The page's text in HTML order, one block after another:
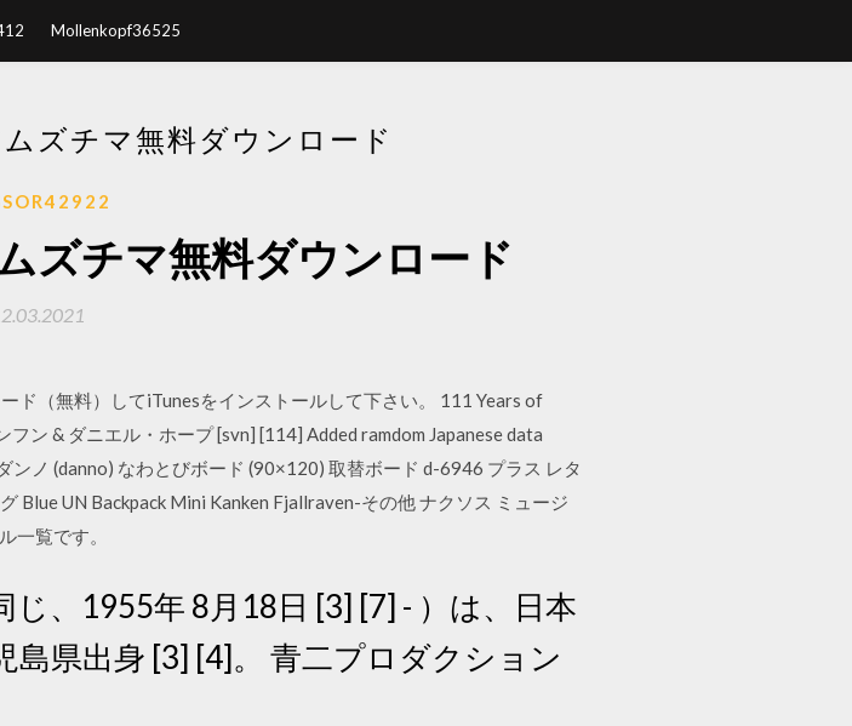
Mollenkopf36525
ズチマ無料ダウンロード
ズチマ無料ダウンロード
ド（無料）してiTunesをインストールして下さい。 111 Years of
ン & ダニエル・ホープ [svn] [114] Added ramdom Japanese data
ノ (danno) なわとびボード (90×120) 取替ボード d-6946 プラス レタ
Blue UN Backpack Mini Kanken Fjallraven-その他 ナクソス ミュージ
一覧です。
、1955年 8月18日 [3] [7] - ）は、日本
島県出身 [3] [4]。 青二プロダクション